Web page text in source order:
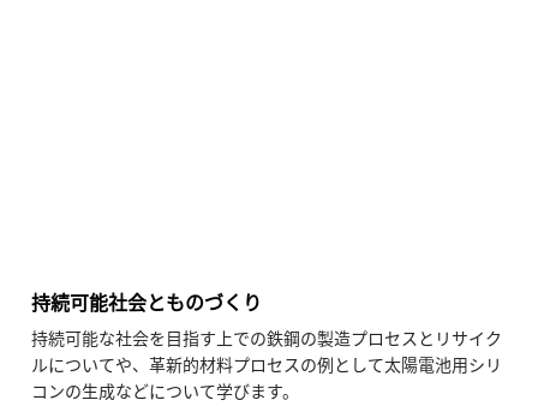
第6回「材料・デバイスにおけるさまざまなインフォマティク
ス」
第7回「多変量解析の活用 (1)」
第8回「多変量解析の活用 (2)」
第9回「材料解析技術の今後」
持続可能社会とものづくり
持続可能な社会を目指す上での鉄鋼の製造プロセスとリサイク
ルについてや、革新的材料プロセスの例として太陽電池用シリ
コンの生成などについて学びます。